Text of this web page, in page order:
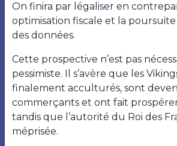
On finira par légaliser en
optimisation fiscale et la
des données.
Cette prospective n’est pas
pessimiste. Il s’avère que les
finalement acculturés, sont
commerçants et ont fait
tandis que l’autorité du Roi des
méprisée.